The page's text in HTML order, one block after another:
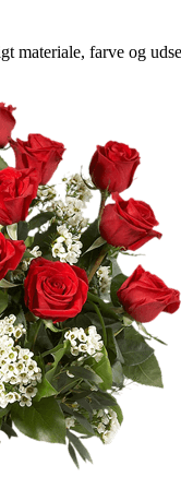
materiale, farve og